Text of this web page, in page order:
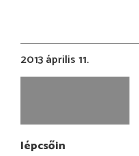
2013 április 11.
lépcsőin